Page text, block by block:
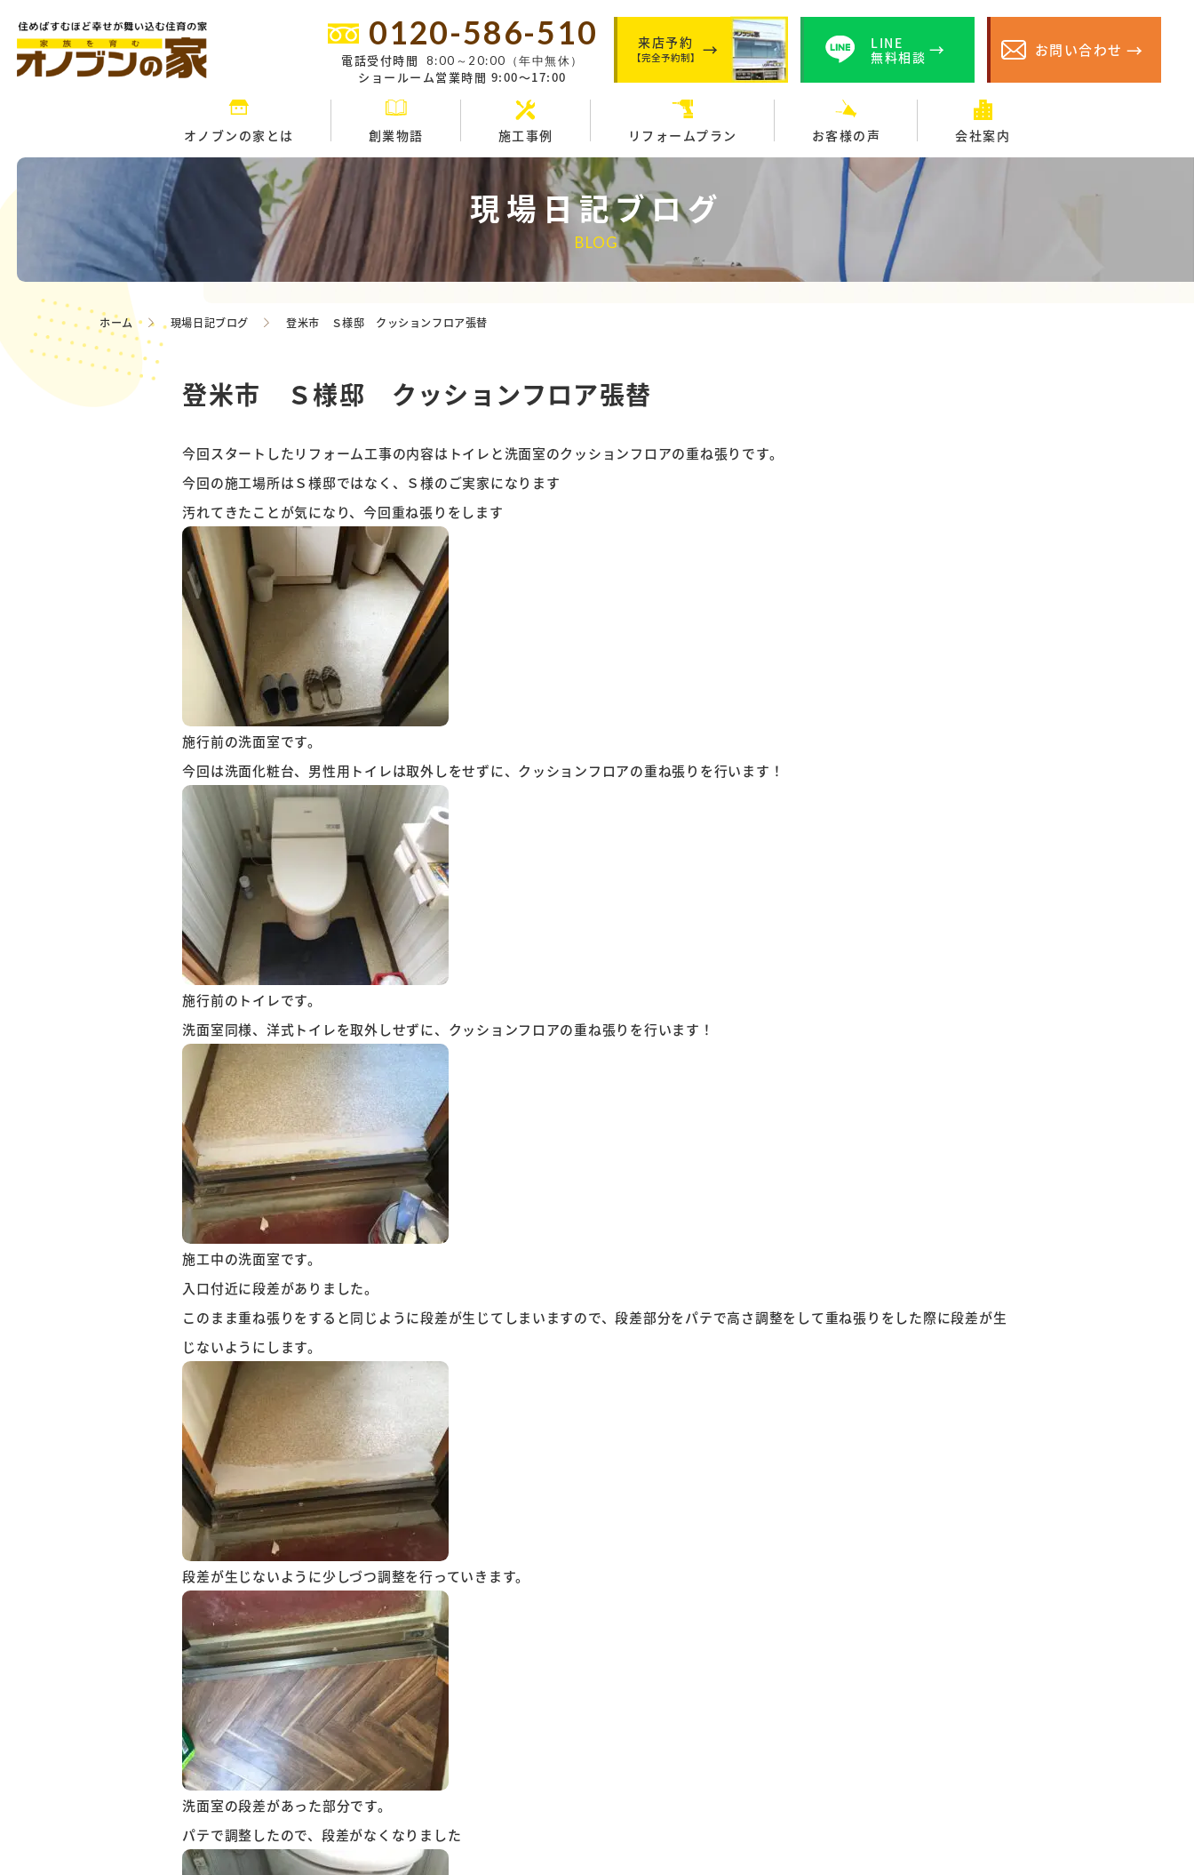
0120-586-510
電話受付時間 8:00～20:00（年中無休）
ショールーム営業時間 9:00～17:00
来店予約
【完全予約制】
LINE
無料相談
お問い合わせ
オノブンの家とは 創業物語 施工事例 リフォームプラン お客様の声 会社案内
現場日記ブログ
BLOG
ホーム 現場日記ブログ 登米市 Ｓ様邸 クッションフロア張替
登米市 Ｓ様邸 クッションフロア張替
今回スタートしたリフォーム工事の内容はトイレと洗面室のクッションフロアの重ね張りです。
今回の施工場所はＳ様邸ではなく、Ｓ様のご実家になります
汚れてきたことが気になり、今回重ね張りをします
施行前の洗面室です。
今回は洗面化粧台、男性用トイレは取外しをせずに、クッションフロアの重ね張りを行います！
施行前のトイレです。
洗面室同様、洋式トイレを取外しせずに、クッションフロアの重ね張りを行います！
施工中の洗面室です。
入口付近に段差がありました。
このまま重ね張りをすると同じように段差が生じてしまいますので、段差部分をパテで高さ調整をして重ね張りをした際に段差が生
じないようにします。
段差が生じないように少しづつ調整を行っていきます。
洗面室の段差があった部分です。
パテで調整したので、段差がなくなりました